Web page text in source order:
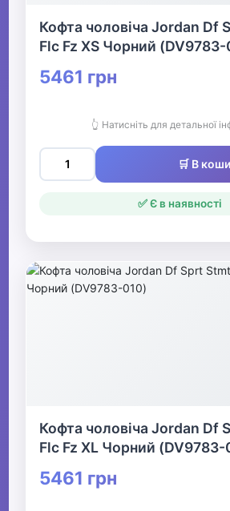
Кофта чоловіча Jordan Df
Flc Fz XS Чорний (DV9783-
5461 грн
👆 Натисніть для детальної
🛒 В
✅ Є в наявності
Кофта чоловіча Jordan Df
Flc Fz XL Чорний (DV9783-
5461 грн